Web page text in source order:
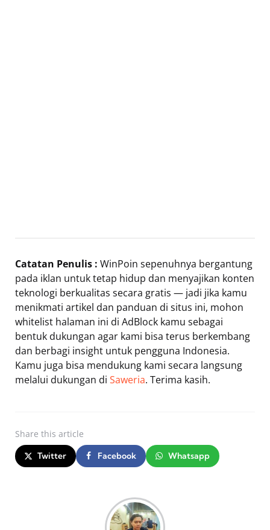
Catatan Penulis : WinPoin sepenuhnya bergantung
pada iklan untuk tetap hidup dan menyajikan konten
teknologi berkualitas secara gratis — jadi jika kamu
menikmati artikel dan panduan di situs ini, mohon
whitelist halaman ini di AdBlock kamu sebagai
bentuk dukungan agar kami bisa terus berkembang
dan berbagi insight untuk pengguna Indonesia.
Kamu juga bisa mendukung kami secara langsung
melalui dukungan di Saweria. Terima kasih.
Share this article
Twitter Facebook Whatsapp